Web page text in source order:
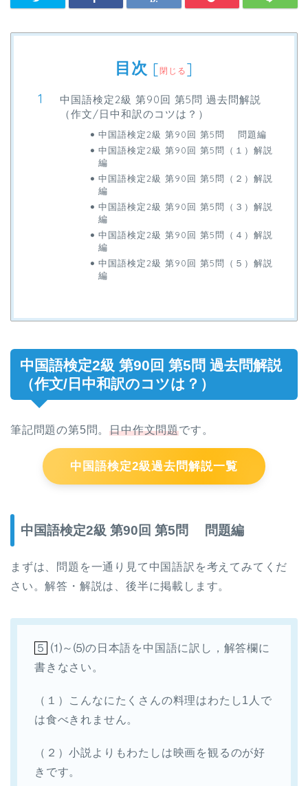
目次 [ 閉じる ]
中国語検定2級 第90回 第5問 過去問解説
（作文/日中和訳のコツは？）
中国語検定2級 第90回 第5問 問題編
中国語検定2級 第90回 第5問（１）解説
編
中国語検定2級 第90回 第5問（２）解説
編
中国語検定2級 第90回 第5問（３）解説
編
中国語検定2級 第90回 第5問（４）解説
編
中国語検定2級 第90回 第5問（５）解説
編
中国語検定2級 第90回 第5問 過去問解説
（作文/日中和訳のコツは？）
筆記問題の第5問。日中作文問題です。
中国語検定2級過去問解説一覧
中国語検定2級 第90回 第5問 問題編
まずは、問題を一通り見て中国語訳を考えてみてくだ
さい。解答・解説は、後半に掲載します。
５
⑴～⑸の日本語を中国語に訳し，解答欄に
書きなさい。
（１）こんなにたくさんの料理はわたし1人で
は食べきれません。
（２）小説よりもわたしは映画を観るのが好
きです。